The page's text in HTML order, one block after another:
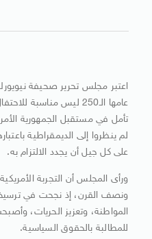
اعتبر مجلس تحرير صحيفة
عامها الـ250 ليس
تأمل في مستقبل الجمهورية
لم ينظروا إلى الديمقراطية
على كل جيل أن يجدد الالتزام به.
ورأى المجلس أن التجربة
ونصف القرن، إذ نجحت في ترسيخ
المواطنة، وتعزيز الحريات،
للمطالبة بالحقوق السياسية.